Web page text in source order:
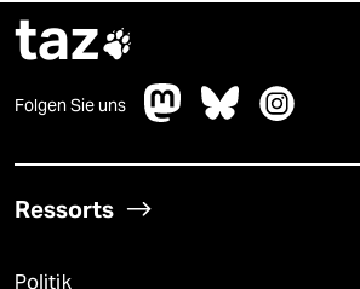
taz
Folgen Sie uns
Ressorts
Politik